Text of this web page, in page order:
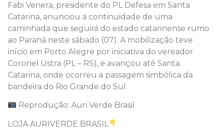
Fabi Venera, presidente do PL Defesa em Santa
Catarina, anunciou a continuidade de uma
caminhada que seguirá do estado catarinense rumo
ao Paraná neste sábado (07). A mobilização teve
início em Porto Alegre por iniciativa do vereador
Coronel Ustra (PL – RS), e avançou até Santa
Catarina, onde ocorreu a passagem simbólica da
bandeira do Rio Grande do Sul.
Reprodução: Auri Verde Brasil
LOJA AURIVERDE BRASIL